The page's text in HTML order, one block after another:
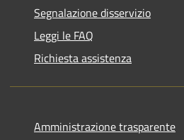
Segnalazione disservizio
Leggi le FAQ
Richiesta assistenza
Amministrazione trasparente